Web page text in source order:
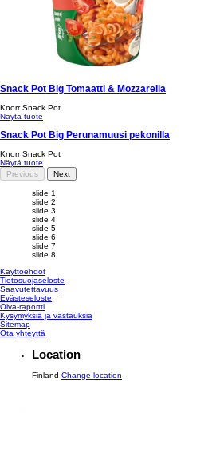
Snack Pot Big Tomaatti & Mozzarella
Knorr Snack Pot
Näytä tuote
Snack Pot Big Perunamuusi pekonilla
Knorr Snack Pot
Näytä tuote
Previous
Next
slide 1
slide 2
slide 3
slide 4
slide 5
slide 6
slide 7
slide 8
Käyttöehdot
Tietosuojaseloste
Saavutettavuus
Evästeseloste
Muokkaa asetuksia
Oiva-raportti
Sitemap